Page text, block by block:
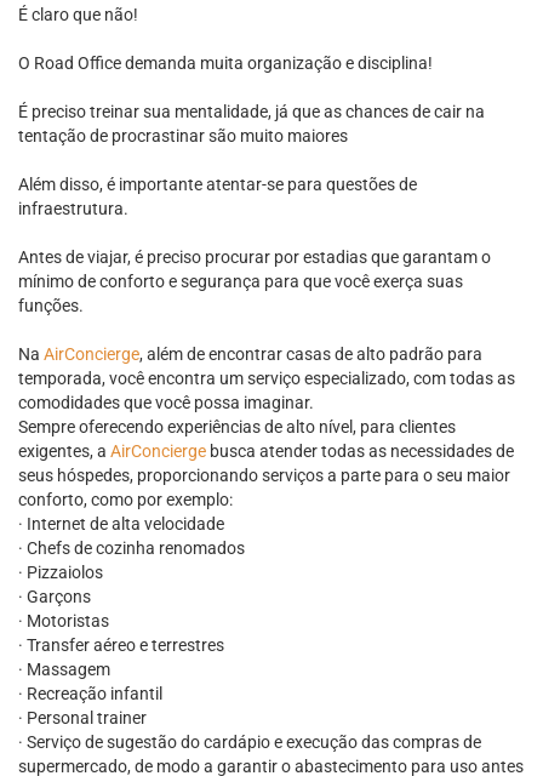
É claro que não!
O Road Office demanda muita organização e disciplina!
É preciso treinar sua mentalidade, já que as chances de cair na
tentação de procrastinar são muito maiores
Além disso, é importante atentar-se para questões de
infraestrutura.
Antes de viajar, é preciso procurar por estadias que garantam o
mínimo de conforto e segurança para que você exerça suas
funções.
Na AirConcierge, além de encontrar casas de alto padrão para
temporada, você encontra um serviço especializado, com todas as
comodidades que você possa imaginar.
Sempre oferecendo experiências de alto nível, para clientes
exigentes, a AirConcierge busca atender todas as necessidades de
seus hóspedes, proporcionando serviços a parte para o seu maior
conforto, como por exemplo:
· Internet de alta velocidade
· Chefs de cozinha renomados
· Pizzaiolos
· Garçons
· Motoristas
· Transfer aéreo e terrestres
· Massagem
· Recreação infantil
· Personal trainer
· Serviço de sugestão do cardápio e execução das compras de
supermercado, de modo a garantir o abastecimento para uso antes